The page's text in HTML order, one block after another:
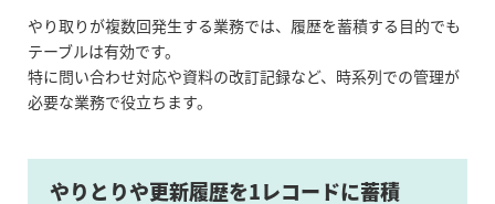
やり取りが複数回発生する業務では、履歴を蓄積する目的でも
テーブルは有効です。
特に問い合わせ対応や資料の改訂記録など、時系列での管理が
必要な業務で役立ちます。
やりとりや更新履歴を1レコードに蓄積